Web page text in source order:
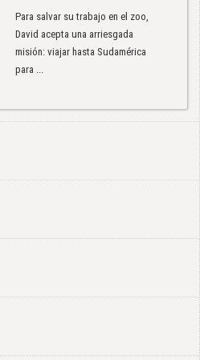
Para salvar su trabajo en el zoo,
David acepta una arriesgada
misión: viajar hasta Sudamérica
para ...